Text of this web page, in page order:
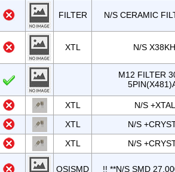
FILTER N/S CERAMIC
XTL N/S
M12 FILTER
XTL N/S
XTL N/S
XTL N/S
OSISMD !! **N/S SMD